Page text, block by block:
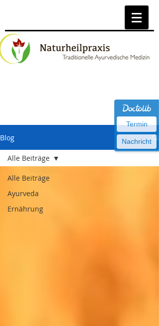
Termin
Nachricht
Blog
Alle Beiträge
Ayurveda
Ernährung
Alle Beiträge